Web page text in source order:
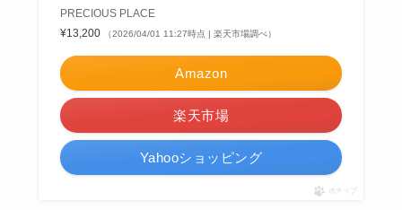
PRECIOUS PLACE
¥13,200
（2026/04/01 11:27時点 | 楽天市場調べ）
Amazon
楽天市場
Yahooショッピング
ポチップ